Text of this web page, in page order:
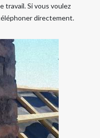
travail. Si vous voulez
directement.